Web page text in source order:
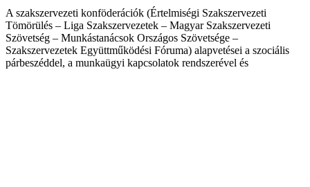
A szakszervezeti konföderációk (Értelmiségi Szakszervezeti
Tömörülés – Liga Szakszervezetek – Magyar Szakszervezeti
Szövetség – Munkástanácsok Országos Szövetsége –
Szakszervezetek Együttműködési Fóruma) alapvetései a szociális
párbeszéddel, a munkaügyi kapcsolatok rendszerével és